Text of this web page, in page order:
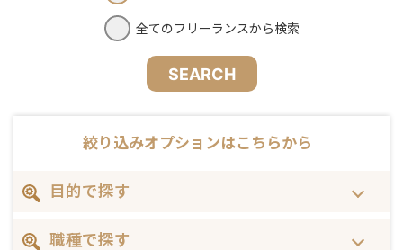
全てのフリーランスから検索
SEARCH
絞り込みオプションはこちらから
目的で探す
職種で探す